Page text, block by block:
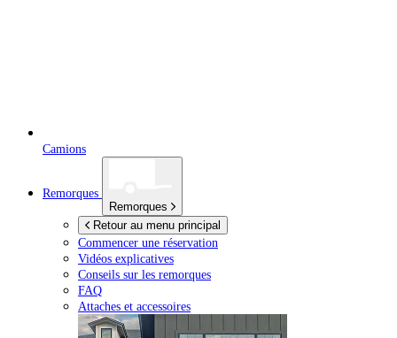
Camions
Remorques
Remorques
Retour au menu principal
Commencer une réservation
Vidéos explicatives
Conseils sur les remorques
FAQ
Attaches et accessoires